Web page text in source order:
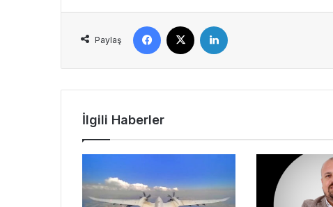
Paylaş
Facebook
İlgili Haberler